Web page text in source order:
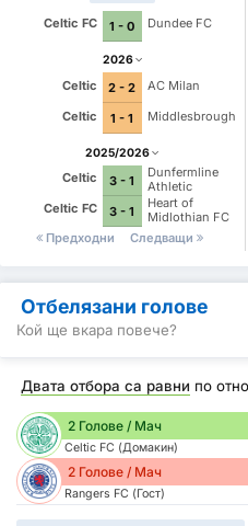
Celtic FC 1 - 0 Dundee FC
2026
Celtic 2 - 2
AC Milan
Celtic
1 - 1 Middlesbrough
2025/2026
Celtic 3 - 1
Dunfermline
Athletic
Celtic FC
3 - 1
Heart of
Midlothian FC
Предходни
Следващи
Отбелязани голове
Кой ще вкара повече?
Двата отбора са равни по
2 Голове / Мач
Celtic FC (Домакин)
2 Голове / Мач
Rangers FC (Гост)